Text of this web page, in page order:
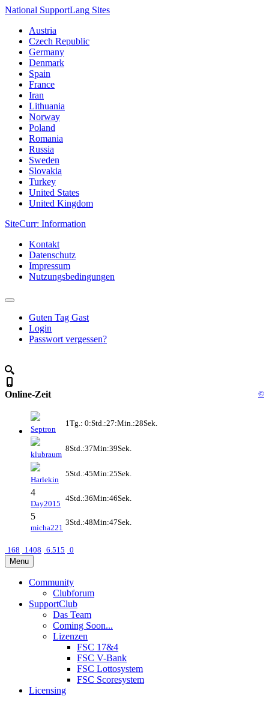
National SupportLang Sites
Austria
Czech Republic
Germany
Denmark
Spain
France
Iran
Lithuania
Norway
Poland
Romania
Russia
Sweden
Slovakia
Turkey
United States
United Kingdom
SiteCurr: Information
Kontakt
Datenschutz
Impressum
Nutzungsbedingungen
Guten Tag Gast
Login
Passwort vergessen?
Online-Zeit ©
Septron
1Tg.: 0:Std.:27:Min.:28Sek.
klubraum
8Std.:37Min:39Sek.
Harlekin
5Std.:45Min:25Sek.
4
Day2015
4Std.:36Min:46Sek.
5
micha221
3Std.:48Min:47Sek.
168 1408 6.515 0
Menu
Community
Clubforum
SupportClub
Das Team
Coming Soon...
Lizenzen
FSC 17&4
FSC V-Bank
FSC Lottosystem
FSC Scoresystem
Licensing